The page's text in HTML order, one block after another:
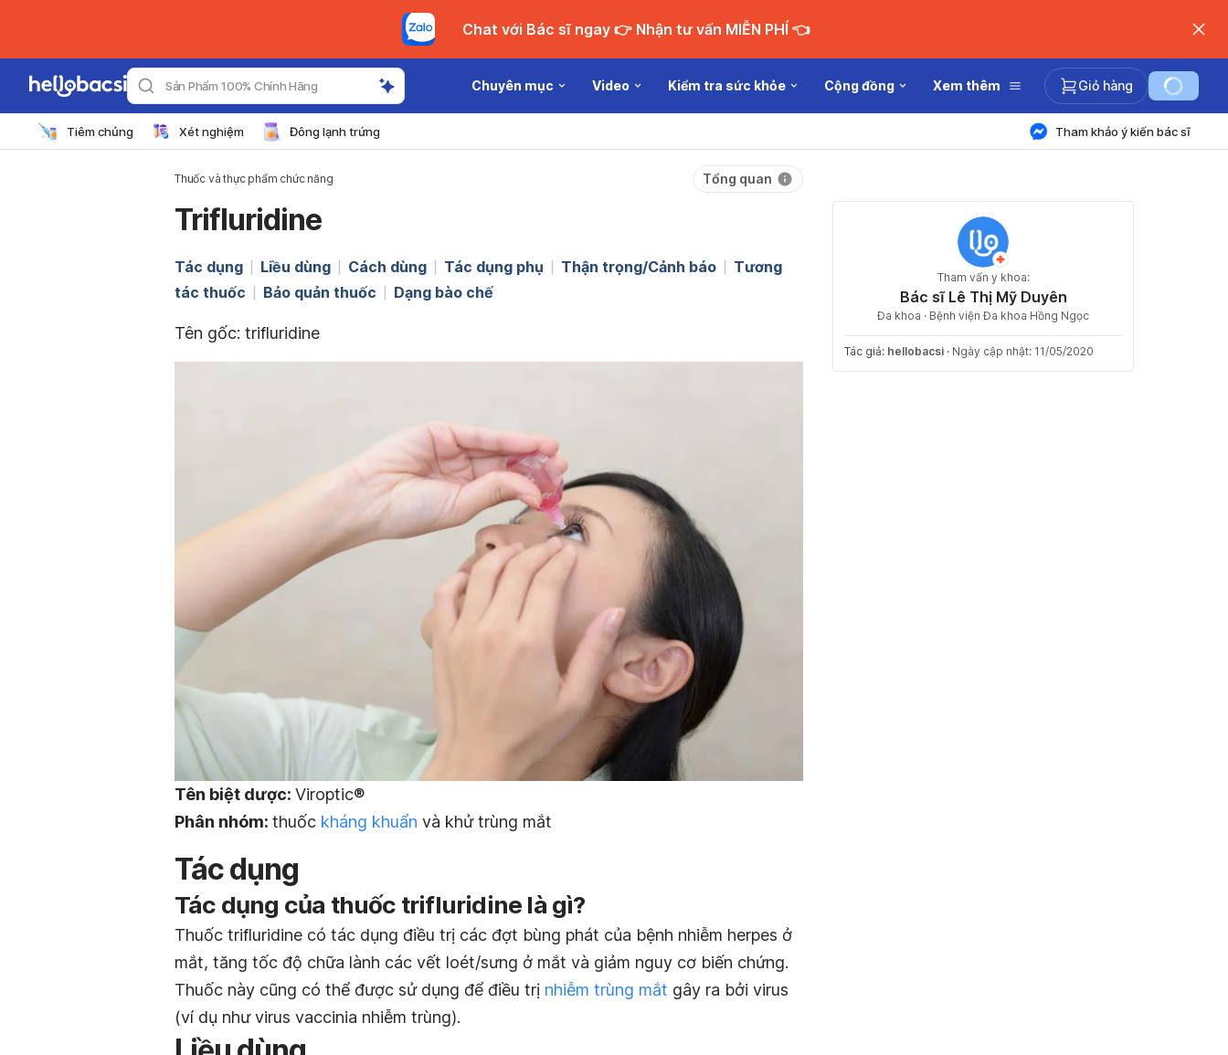
Chat với Bác sĩ ngay 👉 Nhận tư vấn MIỄN PHÍ 👈
Sản Phẩm 100% Chính Hãng Chuyên mục Video Kiểm tra sức khỏe Cộng đồng Xem thêm Giỏ hàng
Tiêm chủng Xét nghiệm Đông lạnh trứng Tham khảo ý kiến bác sĩ
Thuốc và thực phẩm chức năng Tổng quan
Trifluridine
Tác dụng Liều dùng Cách dùng Tác dụng phụ Thận trọng/Cảnh báo
Tương
tác thuốc
Bảo quản thuốc Dạng bào chế
Tên gốc: trifluridine
Tên biệt dược: Viroptic®
Phân nhóm: thuốc kháng khuẩn và khử trùng mắt
Tác dụng
Tác dụng của thuốc trifluridine là gì?
Thuốc trifluridine có tác dụng điều trị các đợt bùng phát của bệnh nhiễm herpes ở
mắt, tăng tốc độ chữa lành các vết loét/sưng ở mắt và giảm nguy cơ biến chứng.
Thuốc này cũng có thể được sử dụng để điều trị nhiễm trùng mắt gây ra bởi virus
(ví dụ như virus vaccinia nhiễm trùng).
Tham vấn y khoa:
Bác sĩ Lê Thị Mỹ Duyên
Đa khoa · Bệnh viện Đa khoa Hồng Ngọc
Tác giả: hellobacsi · Ngày cập nhật: 11/05/2020